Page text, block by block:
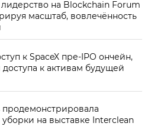
на Blockchain Forum
масштаб, вовлечённость
к SpaceX пре-IPO ончейн,
к активам будущей
продемонстрировала
на выставке Interclean